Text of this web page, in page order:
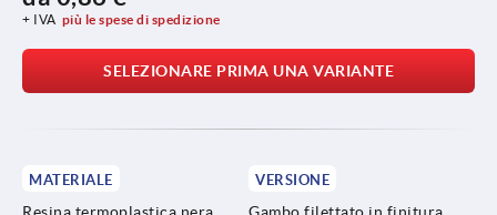
+ IVA più le spese di spedizione
SELEZIONARE PRIMA UNA VARIANTE
MATERIALE
Resina termoplastica nera,
VERSIONE
Gambo filettato in finitura